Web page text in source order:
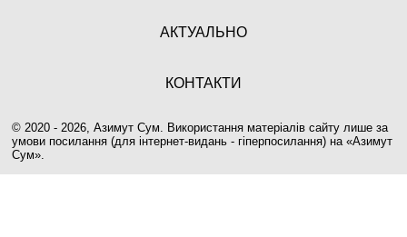
АКТУАЛЬНО
КОНТАКТИ
© 2020 - 2026, Азимут Сум. Використання матеріалів сайту лише за
умови посилання (для інтернет-видань - гіперпосилання) на «Азимут
Сум».